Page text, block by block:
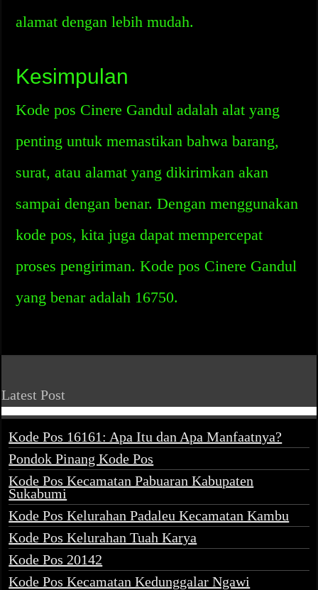
alamat dengan lebih mudah.
Kesimpulan
Kode pos Cinere Gandul adalah alat yang
penting untuk memastikan bahwa barang,
surat, atau alamat yang dikirimkan akan
sampai dengan benar. Dengan menggunakan
kode pos, kita juga dapat mempercepat
proses pengiriman. Kode pos Cinere Gandul
yang benar adalah 16750.
Latest Post
Kode Pos 16161: Apa Itu dan Apa Manfaatnya?
Pondok Pinang Kode Pos
Kode Pos Kecamatan Pabuaran Kabupaten
Sukabumi
Kode Pos Kelurahan Padaleu Kecamatan Kambu
Kode Pos Kelurahan Tuah Karya
Kode Pos 20142
Kode Pos Kecamatan Kedunggalar Ngawi